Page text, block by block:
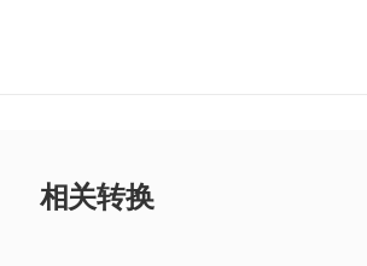
相关转换